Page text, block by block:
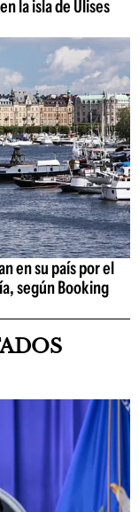
la isla de Ulises
en su país por el
según Booking